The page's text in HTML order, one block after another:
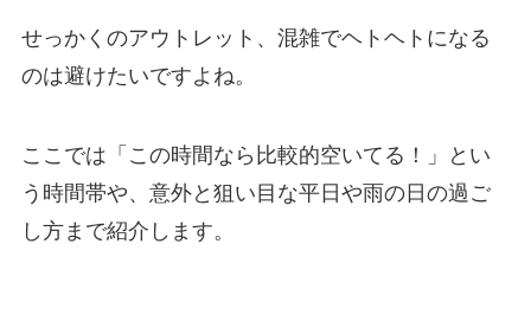
せっかくのアウトレット、混雑でヘトヘトになる
のは避けたいですよね。
ここでは「この時間なら比較的空いてる！」とい
う時間帯や、意外と狙い目な平日や雨の日の過ご
し方まで紹介します。